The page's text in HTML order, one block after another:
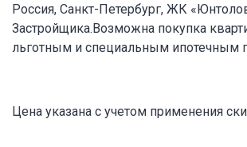
Россия, Санкт-Петербург, ЖК
Застройщика.Возможна покупка
льготным и специальным ипотечным
Цена указана с учетом применения